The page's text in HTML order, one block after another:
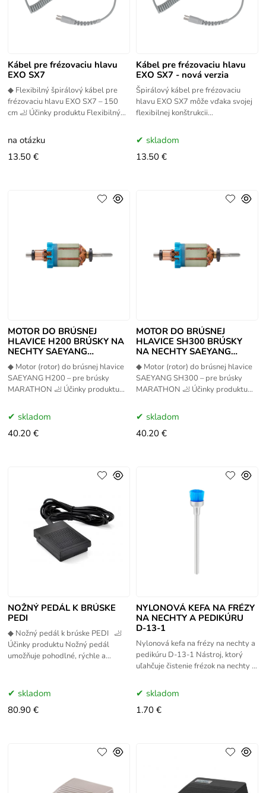
Kábel pre frézovaciu hlavu
EXO SX7
◆ Flexibilný špirálový kábel pre
frézovaciu hlavu EXO SX7 – 150
cm 🦶 Účinky produktu Flexibilný
SX7 poskytuje
na otázku
13.50 €
Kábel pre frézovaciu hlavu
EXO SX7 - nová verzia
Špirálový kábel pre frézovaciu
hlavu EXO SX7 môže vďaka svojej
flexibilnej konštrukcii
ideálne na každodennú prácu a
skladom
13.50 €
MOTOR DO BRÚSNEJ
HLAVICE H200 BRÚSKY NA
NECHTY SAEYANG
MARATHON
◆ Motor (rotor) do brúsnej hlavice
SAEYANG H200 – pre brúsky
MARATHON 🦶 Účinky produktu
hlavicu SAEYANG H200 obnovuje
skladom
40.20 €
MOTOR DO BRÚSNEJ
HLAVICE SH300 BRÚSKY
NA NECHTY SAEYANG
MARATHON
◆ Motor (rotor) do brúsnej hlavice
SAEYANG SH300 – pre brúsky
MARATHON 🦶 Účinky produktu
hlavicu SAEYANG SH300 obnovuje
skladom
40.20 €
NOŽNÝ PEDÁL K BRÚSKE
PEDI
◆ Nožný pedál k brúske PEDI 🦶
Účinky produktu Nožný pedál
umožňuje pohodlné, rýchle a
skladom
80.90 €
NYLONOVÁ KEFA NA FRÉZY
NA NECHTY A PEDIKÚRU
D-13-1
Nylonová kefa na frézy na nechty a
pedikúru D-13-1 Nástroj, ktorý
uľahčuje čistenie frézok na nechty a
D-13-1 v podobe
skladom
1.70 €